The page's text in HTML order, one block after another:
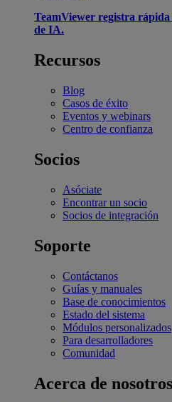
TeamViewer registra rápida
de IA.
Recursos
Blog
Casos de éxito
Eventos y webinars
Centro de confianza
Socios
Asóciate
Encontrar un socio
Socios de integración
Soporte
Contáctanos
Guías y manuales
Base de conocimientos
Estado del sistema
Módulos personalizados
Para desarrolladores
Comunidad
Acerca de nosotros